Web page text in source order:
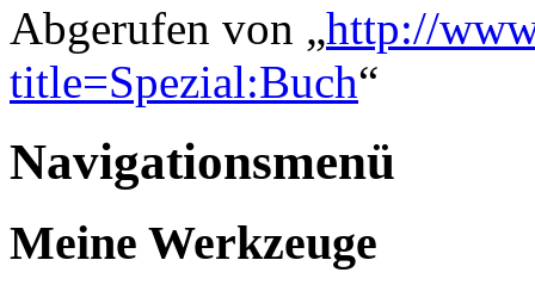
Abgerufen von „http://
title=Spezial:Buch“
Navigationsmenü
Meine Werkzeuge